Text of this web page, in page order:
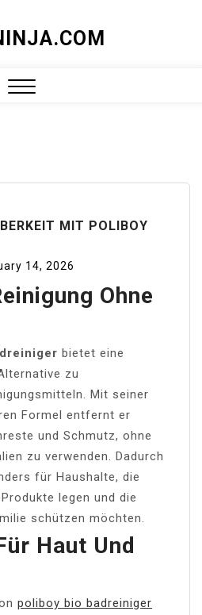
MIT POLIBOY
14, 2026
Ohne
bietet eine
zu
Mit seiner
Formel entfernt er
und Schmutz, ohne
zu verwenden. Dadurch
für Haushalte, die
legen und die
schützen möchten.
Haut Und
poliboy bio badreiniger